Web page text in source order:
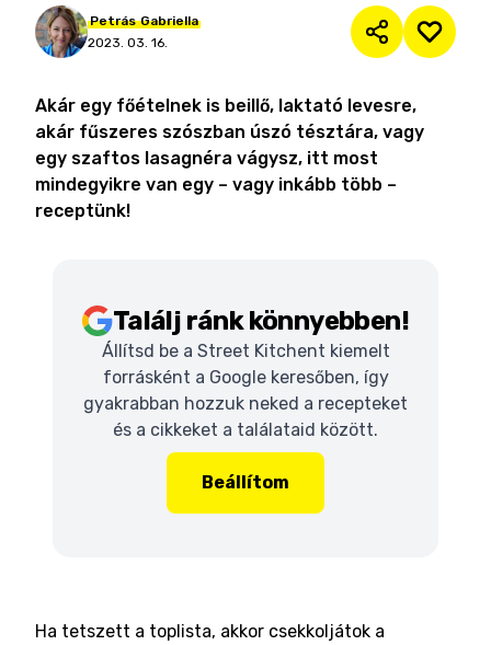
Petrás Gabriella
2023. 03. 16.
Akár egy főételnek is beillő, laktató levesre,
akár fűszeres szószban úszó tésztára, vagy
egy szaftos lasagnéra vágysz, itt most
mindegyikre van egy – vagy inkább több –
receptünk!
Találj ránk könnyebben!
Állítsd be a Street Kitchent kiemelt
forrásként a Google keresőben, így
gyakrabban hozzuk neked a recepteket
és a cikkeket a találataid között.
Beállítom
Ha tetszett a toplista, akkor csekkoljátok a